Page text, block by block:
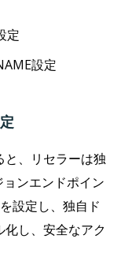
定
設定
と、リセラーは独
ンエンドポイン
設定し、独自ド
し、安全なアク